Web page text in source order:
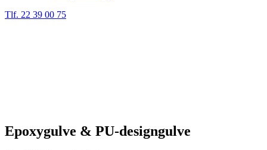
Tlf. 22 39 00 75
Epoxygulve & PU-designgulve